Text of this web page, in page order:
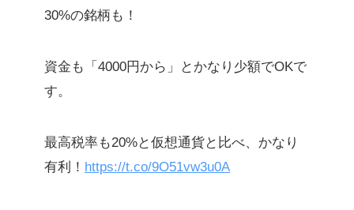
30%の銘柄も！
資金も「4000円から」とかなり少額でOKで
す。
最高税率も20%と仮想通貨と比べ、かなり
有利！ https://t.co/9O51vw3u0A